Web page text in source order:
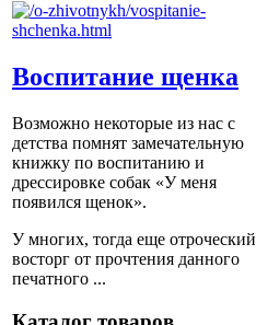
Воспитание щенка
Возможно некоторые из нас с
детства помнят замечательную
книжку по воспитанию и
дрессировке собак «У меня
появился щенок».
У многих, тогда еще отроческий
восторг от прочтения данного
печатного ...